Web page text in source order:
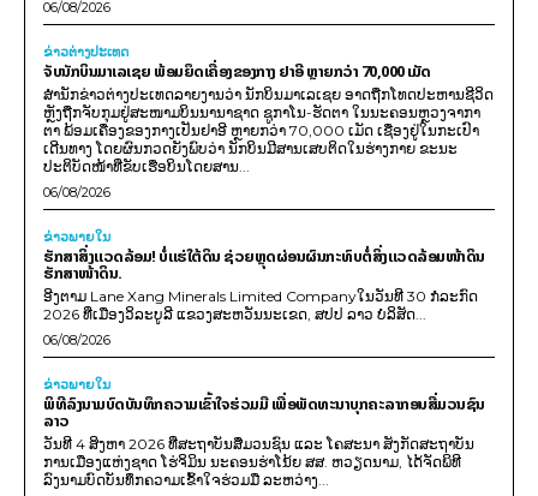
06/08/2026
ຂ່າວຕ່າງປະເທດ
ຈັບນັກບິນມາເລເຊຍ ພ້ອມຍຶດເຄື່ອງຂອງກາງ ຢາອີ ຫຼາຍກວ່າ 70,000 ເມັດ
ສຳນັກຂ່າວຕ່າງປະເທດລາຍງານວ່າ ນັກບິນມາເລເຊຍ ອາດຖືກໂທດປະຫານຊີວິດ
ຫຼັງຖືກຈັບກຸມຢູ່ສະໜາມບິນນານາຊາດ ຊູກາໂນ-ຮັດຕາ ໃນນະຄອນຫຼວງຈາກາ
ຕາ ພ້ອມເຄື່ອງຂອງກາງເປັນຢາອີ ຫຼາຍກວ່າ 70,000 ເມັດ ເຊື່ອງຢູ່ໃນກະເປົາ
ເດີນທາງ ໂດຍຜົນກວດຍັງພົບວ່າ ນັກບິນມີສານເສບຕິດໃນຮ່າງກາຍ ຂະນະ
ປະຕິບັດໜ້າທີ່ຂັບເຮືອບິນໂດຍສານ...
06/08/2026
ຂ່າວພາຍ​ໃນ
ຮັກສາສິ່ງແວດລ້ອມ! ບໍ່ແຮ່ໃຕ້ດິນ ຊ່ວຍຫຼຸດຜ່ອນຜົນກະທົບຕໍ່ສິ່ງແວດລ້ອມໜ້າດິນ
ຮັກສາໜ້າດິນ.
ອີງຕາມ Lane Xang Minerals Limited Companyໃນວັນທີ 30 ກໍລະກົດ
2026 ທີ່ເມືອງວິລະບູລີ ແຂວງສະຫວັນນະເຂດ, ສປປ ລາວ ບໍລິສັດ...
06/08/2026
ຂ່າວພາຍ​ໃນ
ພິທີລົງນາມບົດບັນທຶກຄວາມເຂົ້າໃຈຮ່ວມມື ເພື່ອພັດທະນາບຸກຄະລາກອນສື່ມວນຊົນ
ລາວ
ວັນທີ 4 ສິງຫາ 2026 ທີ່ສະຖາບັນສື່ມວນຊົນ ແລະ ໂຄສະນາ ສັງກັດສະຖາບັນ
ການເມືອງແຫ່ງຊາດ ໂຮ່ຈິມິນ ນະຄອນຮ່າໂນ້ຍ ສສ. ຫວຽດນາມ, ໄດ້ຈັດພິທີ
ລົງນາມບົດບັນທຶກຄວາມເຂົ້າໃຈຮ່ວມມື ລະຫວ່າງ...